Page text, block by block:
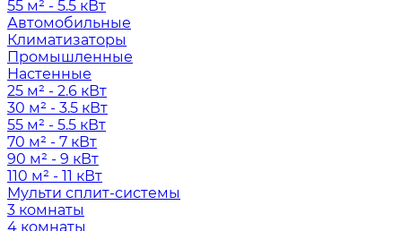
55 м² - 5.5 кВт
Автомобильные
Климатизаторы
Промышленные
Настенные
25 м² - 2.6 кВт
30 м² - 3.5 кВт
55 м² - 5.5 кВт
70 м² - 7 кВт
90 м² - 9 кВт
110 м² - 11 кВт
Мульти сплит-системы
3 комнаты
4 комнаты